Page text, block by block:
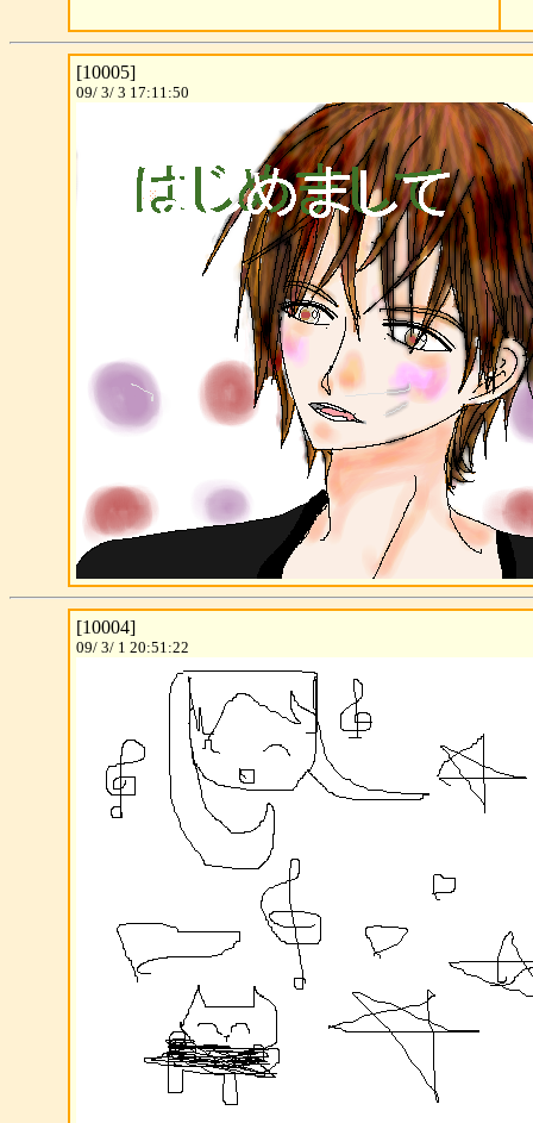
[10005]
09/ 3/ 3 17:11:50
[10004]
09/ 3/ 1 20:51:22